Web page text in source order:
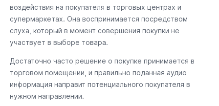
воздействия на покупателя в торговых центрах и
супермаркетах. Она воспринимается посредством
слуха, который в момент совершения покупки не
участвует в выборе товара.
Достаточно часто решение о покупке принимается в
торговом помещении, и правильно поданная аудио
информация направит потенциального покупателя в
нужном направлении.